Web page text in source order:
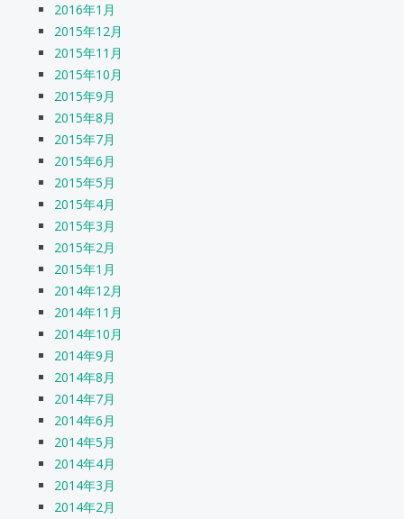
2016年1月
2015年12月
2015年11月
2015年10月
2015年9月
2015年8月
2015年7月
2015年6月
2015年5月
2015年4月
2015年3月
2015年2月
2015年1月
2014年12月
2014年11月
2014年10月
2014年9月
2014年8月
2014年7月
2014年6月
2014年5月
2014年4月
2014年3月
2014年2月